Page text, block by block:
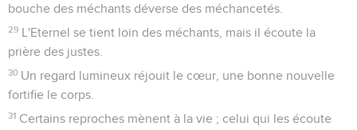
bouche des méchants déverse des méchancetés.
29 L'Eternel se tient loin des méchants, mais il écoute la
prière des justes.
30 Un regard lumineux réjouit le cœur, une bonne nouvelle
fortifie le corps.
31 Certains reproches mènent à la vie ; celui qui les écoute